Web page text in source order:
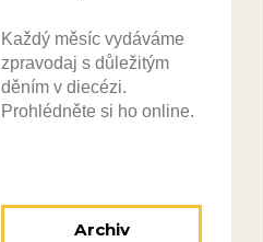
Každý měsíc vydáváme
zpravodaj s důležitým
děním v diecézi.
Prohlédněte si ho online.
Archiv